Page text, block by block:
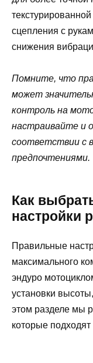
сцепления с
снижения
Помните, что
может
контроль на
настраивайте и
соответствии с
предпочтениями.
Как
настройки
Правильные
максимального
эндуро
установки
этом разделе мы
которые